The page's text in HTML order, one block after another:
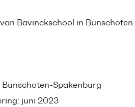
Bavinckschool in Bunschoten.
Bunschoten-Spakenburg
juni 2023